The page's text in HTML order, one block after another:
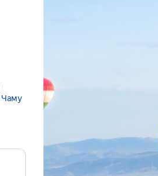
Чаму